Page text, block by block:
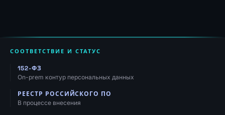
СООТВЕТСТВИЕ И СТАТУС
152-ФЗ
On-prem контур персональных данных
РЕЕСТР РОССИЙСКОГО ПО
В процессе внесения